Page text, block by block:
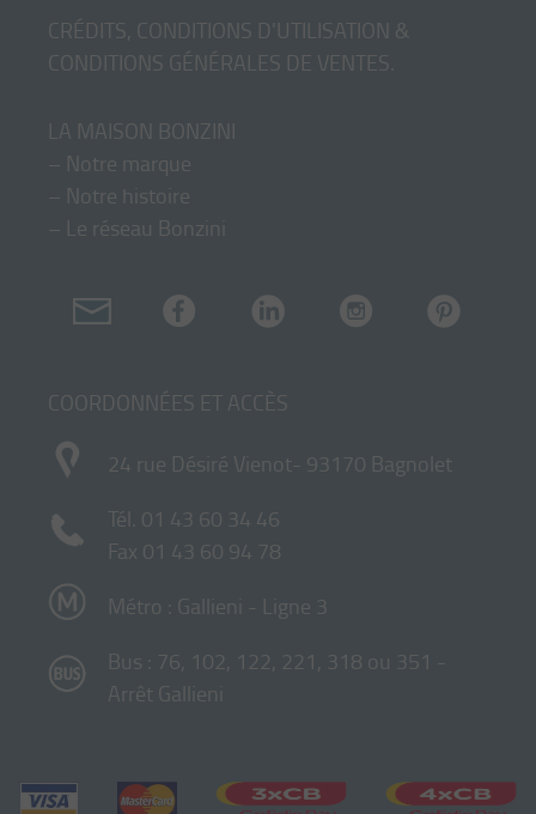
CRÉDITS, CONDITIONS D'UTILISATION &
CONDITIONS GÉNÉRALES DE VENTES
LA MAISON BONZINI
– Notre marque
– Notre histoire
– Le réseau Bonzini
COORDONNÉES ET ACCÈS
24 rue Désiré Vienot- 93170 Bagnolet
Tél. 01 43 60 34 46
Fax 01 43 60 94 78
Métro : Gallieni - Ligne 3
Bus : 76, 102, 122, 221, 318 ou 351 -
Arrêt Gallieni